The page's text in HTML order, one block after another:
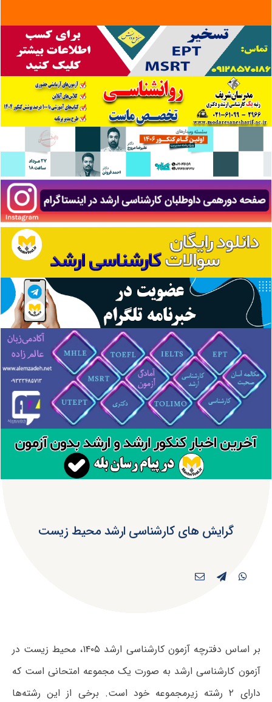
گرایش های کارشناسی ارشد محیط زیست
بر اساس دفترچه آزمون کارشناسی ارشد ۱۴۰۵، محیط زیست در
آزمون کارشناسی ارشد به صورت یک مجموعه امتحانی است که
دارای ۲ رشته زیرمجموعه خود است. برخی از این رشته‌ها